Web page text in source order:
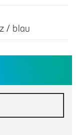
/ blau